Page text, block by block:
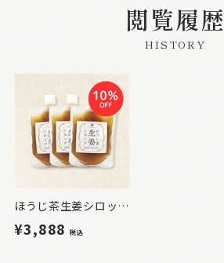
閲覧履歴
HISTORY
ほうじ茶生姜シロップ 3本セット
¥3,888税込